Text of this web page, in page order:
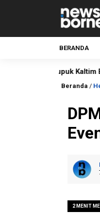
BERANDA
Kaltim Bangun
Beranda /
2 MENIT